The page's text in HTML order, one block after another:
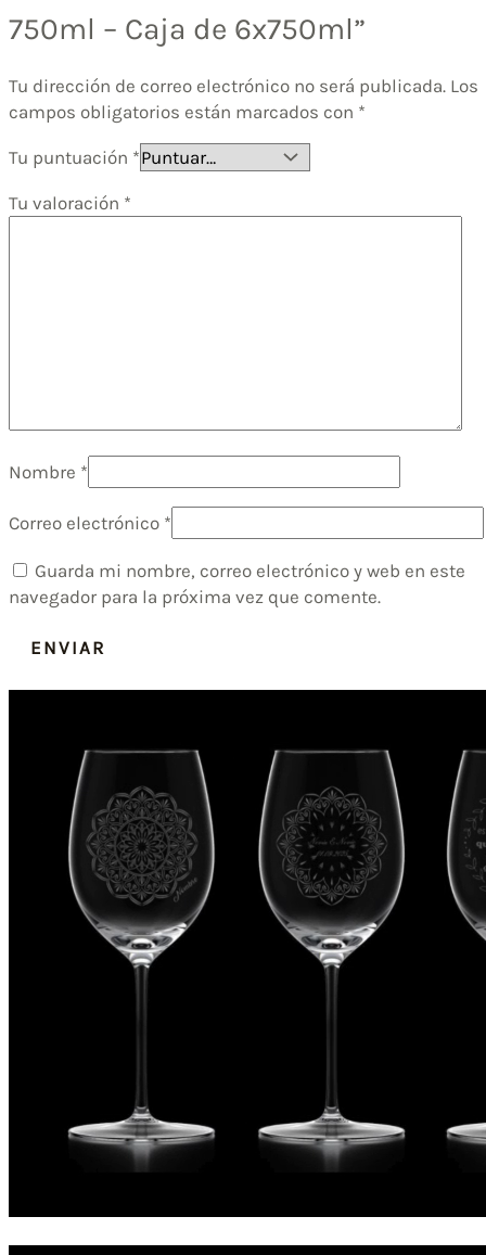
750ml – Caja de 6x750ml”
Tu dirección de correo electrónico no será publicada. Los
campos obligatorios están marcados con *
Tu puntuación *
Tu valoración *
Nombre *
Correo electrónico *
Guarda mi nombre, correo electrónico y web en este
navegador para la próxima vez que comente.